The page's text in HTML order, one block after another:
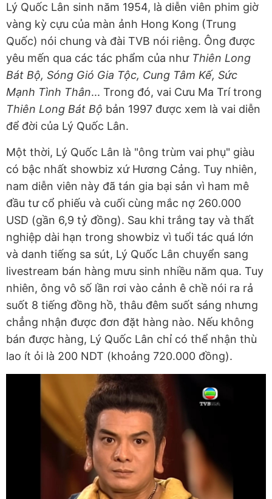
Lý Quốc Lân sinh năm 1954, là diễn viên phim giờ
vàng kỳ cựu của màn ảnh Hong Kong (Trung
Quốc) nói chung và đài TVB nói riêng. Ông được
yêu mến qua các tác phẩm của như Thiên Long
Bát Bộ, Sóng Gió Gia Tộc, Cung Tâm Kế, Sức
Mạnh Tình Thân... Trong đó, vai Cưu Ma Trí trong
Thiên Long Bát Bộ bản 1997 được xem là vai diễn
để đời của Lý Quốc Lân.
Một thời, Lý Quốc Lân là "ông trùm vai phụ" giàu
có bậc nhất showbiz xứ Hương Cảng. Tuy nhiên,
nam diễn viên này đã tán gia bại sản vì ham mê
đầu tư cổ phiếu và cuối cùng mắc nợ 260.000
USD (gần 6,9 tỷ đồng). Sau khi trắng tay và thất
nghiệp dài hạn trong showbiz vì tuổi tác quá lớn
và danh tiếng sa sút, Lý Quốc Lân chuyển sang
livestream bán hàng mưu sinh nhiều năm qua. Tuy
nhiên, ông vô số lần rơi vào cảnh ê chề nói ra rả
suốt 8 tiếng đồng hồ, thâu đêm suốt sáng nhưng
chẳng nhận được đơn đặt hàng nào. Nếu không
bán được hàng, Lý Quốc Lân chỉ có thể nhận thù
lao ít ỏi là 200 NDT (khoảng 720.000 đồng).